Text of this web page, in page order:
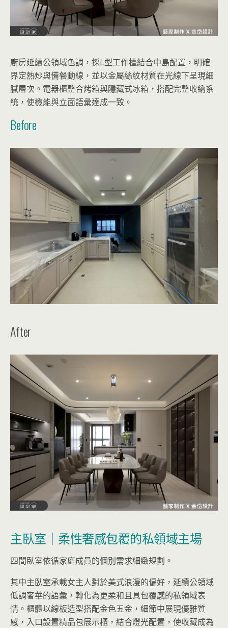
廚房延續公領域色調，採L型工作檯結合中島配置，明確
界定熱炒與備餐動線，並以金屬絲紋材質在光線下呈現細
膩層次。電器櫃整合烤箱與隱藏式冰箱，搭配完整收納系
統，使機能與立面語彙達成一致。
Before
After
主臥室｜柔性奢感包覆的私領域主場
四間臥室依循家庭成員的個別需求細緻規劃。
其中主臥室承載女主人對於美式浪漫的偏好，延續公領域
低調奢華的語彙，轉化為更柔和且具包覆感的私領域表
情。櫃體以線板造型搭配金色五金，細節中展現優雅質
感，入口設置精品包展示櫃，結合燈光配置，使收藏成為